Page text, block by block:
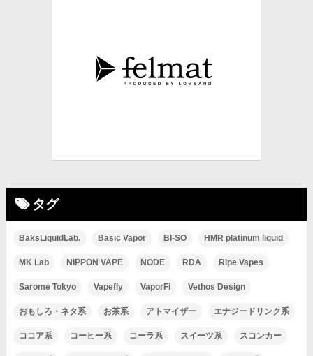
タグ
BaksLiquidLab. Basic Vapor BI-SO HMR platinum liquid
MK Lab NIPPON VAPE NODE RDA Ripe Vapes
Sarome Tokyo Vapefly VaporFi Vethos Design
おもしろ・ネタ系 お茶系 アトマイザー エナジードリンク系
ココア系 コーヒー系 コーラ系 スイーツ系 スコンカー